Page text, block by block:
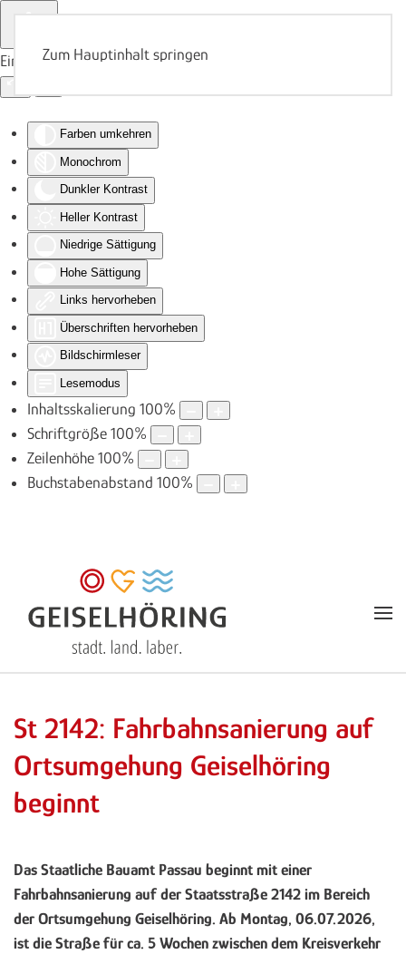
Eingabehilfen öffnen
Farben umkehren
Monochrom
Dunkler Kontrast
Heller Kontrast
Niedrige Sättigung
Hohe Sättigung
Links hervorheben
Überschriften hervorheben
Bildschirmleser
Lesemodus
Inhaltsskalierung 100%
Schriftgröße 100%
Zeilenhöhe 100%
Buchstabenabstand 100%
Zum Hauptinhalt springen
St 2142: Fahrbahnsanierung auf
Ortsumgehung Geiselhöring
beginnt
Das Staatliche Bauamt Passau beginnt mit einer
Fahrbahnsanierung auf der Staatsstraße 2142 im Bereich
der Ortsumgehung Geiselhöring. Ab Montag, 06.07.2026,
ist die Straße für ca. 5 Wochen zwischen dem Kreisverkehr